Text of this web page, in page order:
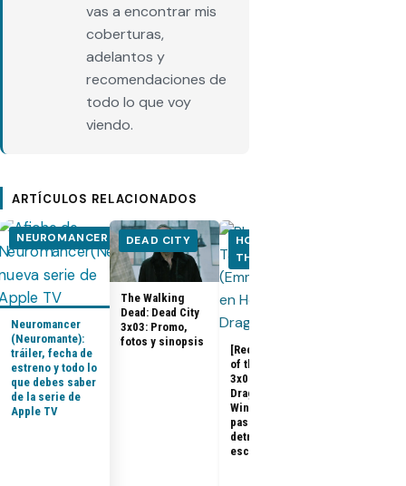
vas a encontrar mis
coberturas,
adelantos y
recomendaciones de
todo lo que voy
viendo.
ARTÍCULOS RELACIONADOS
NEUROMANCER
Neuromancer
(Neuromante):
tráiler, fecha de
estreno y todo lo
que debes saber
de la serie de
Apple TV
DEAD CITY
The Walking
Dead: Dead City
3x03: Promo,
fotos y sinopsis
HOUSE OF
THE DRAGON
[Recap] House
of the Dragon
3x07 «The
Dragon in
Winter»: qué
pasó, análisis y
detrás de
escena